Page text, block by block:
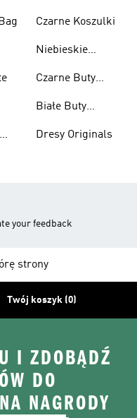
Czarne Koszulki
Niebieskie
Czarne Buty
Białe Buty
Dresy Originals
your feedback
strony
Twój koszyk (0)
I ZDOBĄDŹ
DO
NAGRODY